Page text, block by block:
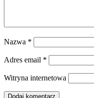
Nazwa *
Adres email *
Witryna internetowa